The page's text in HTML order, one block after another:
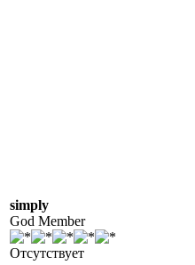
simply
God Member
Отсутствует